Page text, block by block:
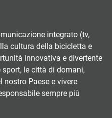
integrato (tv,
cultura della bicicletta e
innovativa e divertente
le città di domani,
nostro Paese e vivere
sempre più